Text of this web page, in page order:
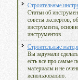
Строительные
Статьи об
советы экспертов,
инструмента,
инструментов.
Строительные
Вы задумали
есть все про самые
материалы и не
использованию.